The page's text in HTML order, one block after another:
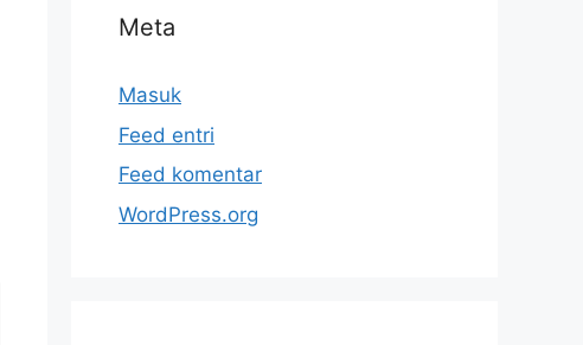
Meta
Masuk
Feed entri
Feed komentar
WordPress.org